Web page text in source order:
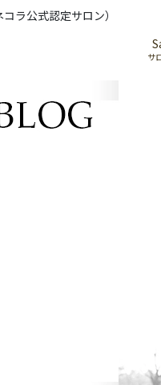
ラ公式認定サロン）
サ